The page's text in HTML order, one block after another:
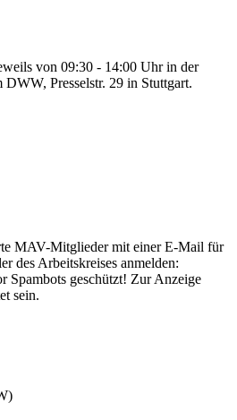
von 09:30 - 14:00 Uhr in der
Presselstr. 29 in Stuttgart.
MAV-Mitglieder mit einer E-Mail für
des Arbeitskreises anmelden:
Spambots geschützt! Zur Anzeige
sein.